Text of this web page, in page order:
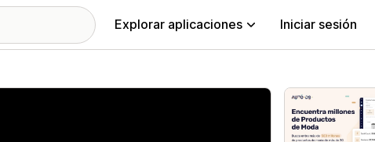
Explorar aplicaciones Iniciar sesión